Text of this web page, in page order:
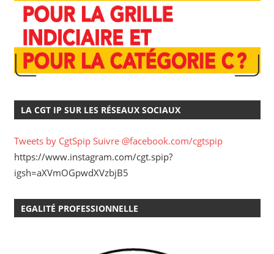
LA CGT IP SUR LES RÉSEAUX SOCIAUX
Tweets by CgtSpip Suivre @facebook.com/cgtspip
https://www.instagram.com/cgt.spip?
igsh=aXVmOGpwdXVzbjB5
EGALITÉ PROFESSIONNELLE